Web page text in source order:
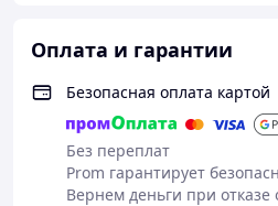
Оплата и гарантии
Безопасная оплата картой
Без переплат
Prom гарантирует
Вернем деньги при отказе